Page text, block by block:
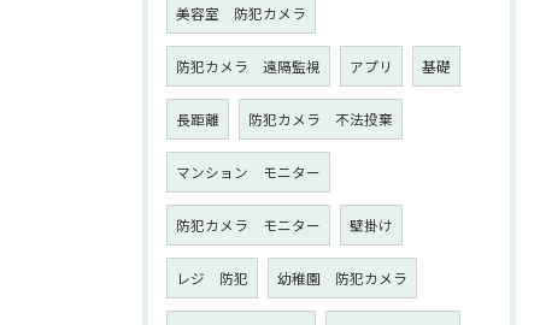
美容室 防犯カメラ
防犯カメラ 遠隔監視 アプリ 基礎
長距離 防犯カメラ 不法投棄
マンション モニター
防犯カメラ モニター 壁掛け
レジ 防犯 幼稚園 防犯カメラ